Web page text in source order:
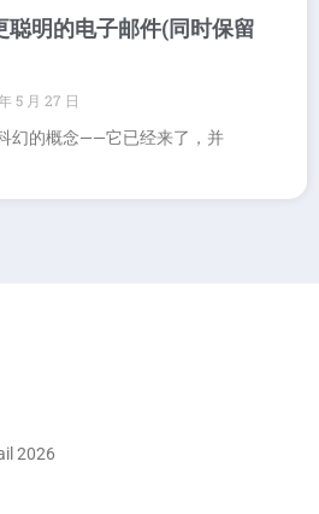
聪明的电子邮件(同时保留
5 月 27 日
幻的概念——它已经来了，并
2026